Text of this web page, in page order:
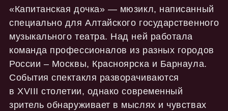
«Капитанская дочка» — мюзикл, написанный
специально для Алтайского государственного
музыкального театра. Над ней работала
команда профессионалов из разных городов
России – Москвы, Красноярска и Барнаула.
События спектакля разворачиваются
в XVIII столетии, однако современный
зритель обнаруживает в мыслях и чувствах